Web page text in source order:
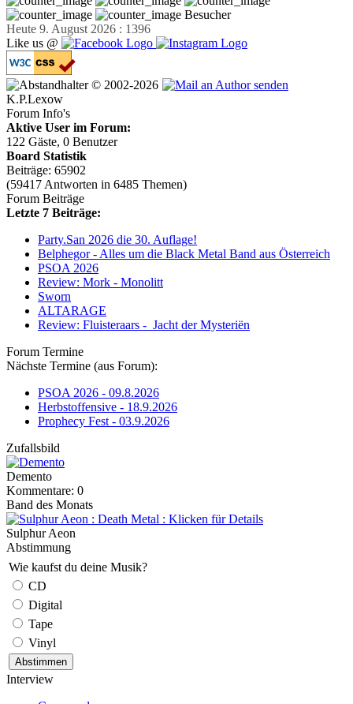
Besucher
Heute 9. August 2026 : 1396
Like us @
© 2002-2026
K.P.Lexow
Forum Info's
Aktive User im Forum:
122 Gäste, 0 Benutzer
Board Statistik
Beiträge: 65902
(59417 Antworten in 6485 Themen)
Forum Beiträge
Letzte 7 Beiträge:
Party.San 2026 die 30. Auflage!
Belphegor - Alles um die Black Metal Band aus Österreich
PSOA 2026
Review: Mork - Monolitt
Sworn
ALTARAGE
Review: Fluisteraars - Jacht der Mysteriën
Forum Termine
Nächste Termine (aus Forum):
PSOA 2026 - 09.8.2026
Herbstoffensive - 18.9.2026
Prophecy Fest - 03.9.2026
Zufallsbild
Demento
Kommentare: 0
Band des Monats
Sulphur Aeon
Abstimmung
Wie kaufst du deine Musik?
CD
Digital
Tape
Vinyl
Interview